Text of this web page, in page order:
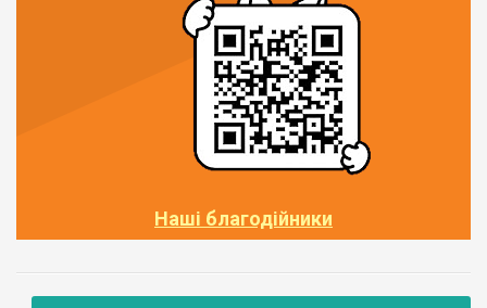
Наші благодійники